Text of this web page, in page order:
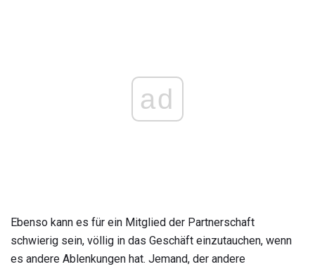
ad
Ebenso kann es für ein Mitglied der Partnerschaft
schwierig sein, völlig in das Geschäft einzutauchen, wenn
es andere Ablenkungen hat. Jemand, der andere